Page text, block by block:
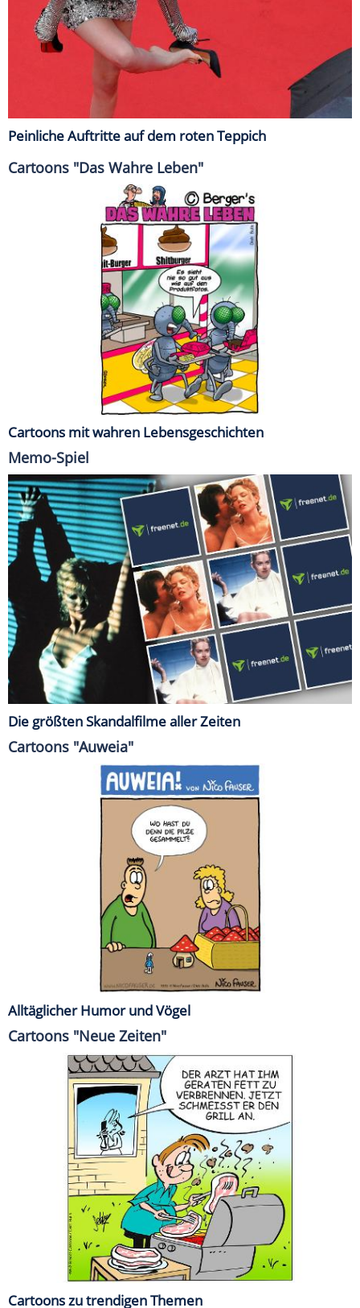
Peinliche Auftritte auf dem roten Teppich
Cartoons "Das Wahre Leben"
Cartoons mit wahren Lebensgeschichten
Memo-Spiel
Die größten Skandalfilme aller Zeiten
Cartoons "Auweia"
Alltäglicher Humor und Vögel
Cartoons "Neue Zeiten"
Cartoons zu trendigen Themen